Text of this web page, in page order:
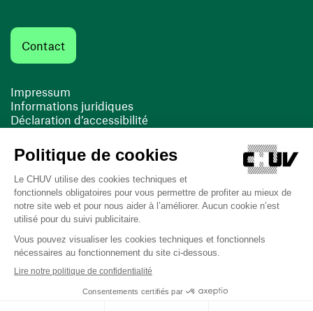
Contact
Impressum
Informations juridiques
Déclaration d’accessibilité
Cookies
(ouvre une nouvelle fenêtre)
(ouvre une nouvelle fenêtre)